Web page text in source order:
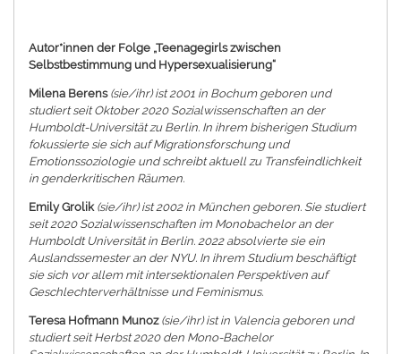
Autor*innen der Folge „Teenagegirls zwischen
Selbstbestimmung und Hypersexualisierung“
Milena Berens (sie/ihr) ist 2001 in Bochum geboren und
studiert seit Oktober 2020 Sozialwissenschaften an der
Humboldt-Universität zu Berlin. In ihrem bisherigen Studium
fokussierte sie sich auf Migrationsforschung und
Emotionssoziologie und schreibt aktuell zu Transfeindlichkeit
in genderkritischen Räumen.
Emily Grolik (sie/ihr) ist 2002 in München geboren. Sie studiert
seit 2020 Sozialwissenschaften im Monobachelor an der
Humboldt Universität in Berlin. 2022 absolvierte sie ein
Auslandssemester an der NYU. In ihrem Studium beschäftigt
sie sich vor allem mit intersektionalen Perspektiven auf
Geschlechterverhältnisse und Feminismus.
Teresa Hofmann Munoz (sie/ihr) ist in Valencia geboren und
studiert seit Herbst 2020 den Mono-Bachelor